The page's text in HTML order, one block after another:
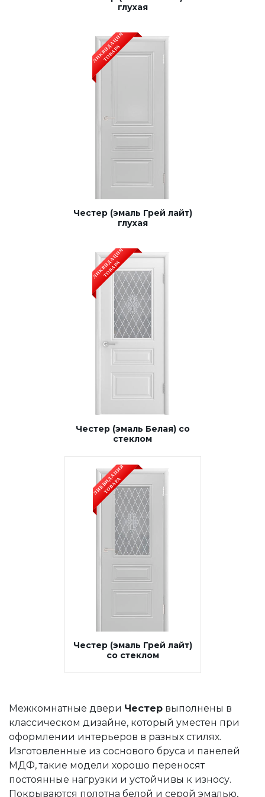
Строительные двери
Двери для бани и сауны
Раздвижные двери «Гармошка»
глухая
Честер (эмаль Грей лайт)
глухая
Честер (эмаль Белая) со
стеклом
Честер (эмаль Грей лайт)
со стеклом
Межкомнатные двери Честер выполнены в
классическом дизайне, который уместен при
оформлении интерьеров в разных стилях.
Изготовленные из соснового бруса и панелей
МДФ, такие модели хорошо переносят
постоянные нагрузки и устойчивы к износу.
Покрываются полотна белой и серой эмалью,